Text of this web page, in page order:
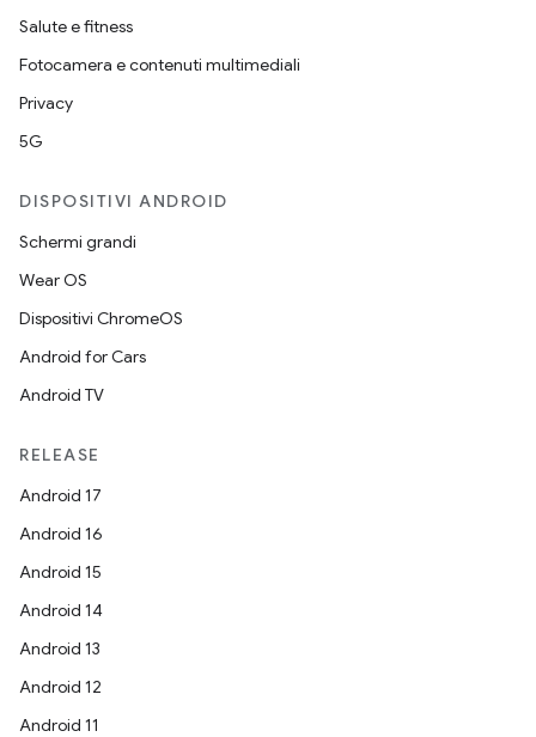
Salute e fitness
Fotocamera e contenuti multimediali
Privacy
5G
DISPOSITIVI ANDROID
Schermi grandi
Wear OS
Dispositivi ChromeOS
Android for Cars
Android TV
RELEASE
Android 17
Android 16
Android 15
Android 14
Android 13
Android 12
Android 11